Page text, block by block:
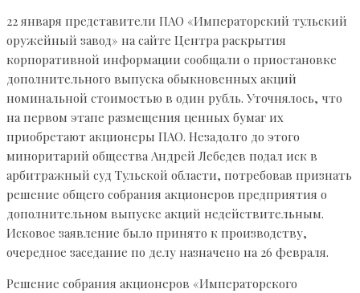
22 января представители ПАО «Императорский тульский
оружейный завод» на сайте Центра раскрытия
корпоративной информации сообщали о приостановке
дополнительного выпуска обыкновенных акций
номинальной стоимостью в один рубль. Уточнялось, что
на первом этапе размещения ценных бумаг их
приобретают акционеры ПАО. Незадолго до этого
миноритарий общества Андрей Лебедев подал иск в
арбитражный суд Тульской области, потребовав признать
решение общего собрания акционеров предприятия о
дополнительном выпуске акций недействительным.
Исковое заявление было принято к производству,
очередное заседание по делу назначено на 26 февраля.
Решение собрания акционеров «Императорского